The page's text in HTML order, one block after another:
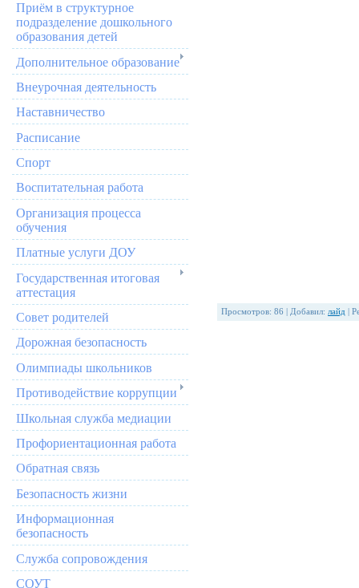
Приём в структурное
подразделение дошкольного
образования детей
Дополнительное образование
Внеурочная деятельность
Наставничество
Расписание
Спорт
Воспитательная работа
Организация процесса
обучения
Платные услуги ДОУ
Государственная итоговая
аттестация
Совет родителей
Дорожная безопасность
Олимпиады школьников
Противодействие коррупции
Школьная служба медиации
Профориентационная работа
Обратная связь
Безопасность жизни
Информационная
безопасность
Служба сопровождения
СОУТ
Просмотров: 86 Добавил: лайд